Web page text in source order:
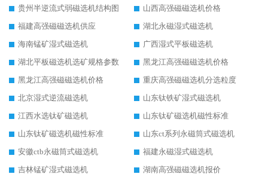
贵州半逆流式弱磁选机结构图
山西高强磁磁选机价格
福建高强磁磁选机供应
湖北永磁湿式磁选机
海南锰矿湿式磁选机
广西湿式平板磁选机
湖北平板磁选机选矿规格参数
黑龙江高强磁磁选机价格
黑龙江高强磁磁选机价格
重庆高强磁磁选机分选粒度
北京湿式逆流磁选机
山东钛铁矿湿式磁选机
江西水选钛矿磁选机
山东钛矿磁选机磁性标准
山东钛矿磁选机磁性标准
山东ct系列永磁筒式磁选机
安徽ctb永磁筒式磁选机
福建永磁湿式磁选机
吉林锰矿湿式磁选机
湖南高强磁磁选机报价